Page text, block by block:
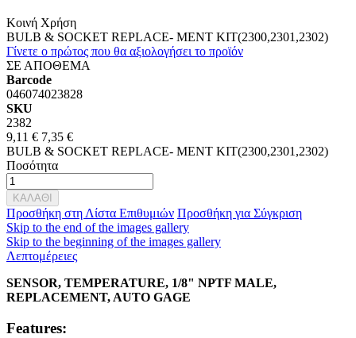
Κοινή Χρήση
BULB & SOCKET REPLACE- MENT KIT(2300,2301,2302)
Γίνετε ο πρώτος που θα αξιολογήσει το προϊόν
ΣΕ ΑΠΟΘΕΜΑ
Barcode
046074023828
SKU
2382
9,11 € 7,35 €
BULB & SOCKET REPLACE- MENT KIT(2300,2301,2302)
Ποσότητα
ΚΑΛΑΘΙ
Προσθήκη στη Λίστα Επιθυμιών Προσθήκη για Σύγκριση
Skip to the end of the images gallery
Skip to the beginning of the images gallery
Λεπτομέρειες
SENSOR, TEMPERATURE, 1/8" NPTF MALE,
REPLACEMENT, AUTO GAGE
Features: